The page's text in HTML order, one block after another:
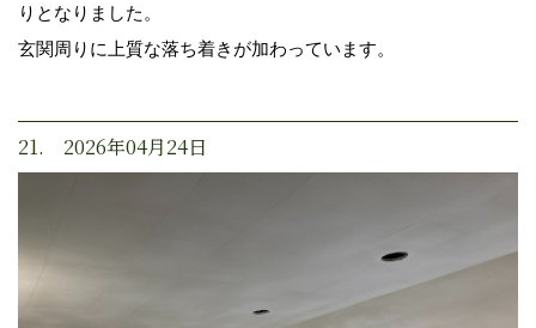
りとなりました。
玄関周りに上質な落ち着きが加わっています。
21. 2026年04月24日